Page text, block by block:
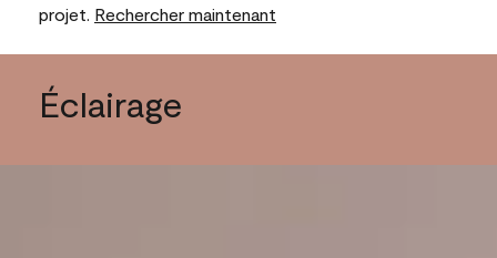
projet. Rechercher maintenant
Éclairage